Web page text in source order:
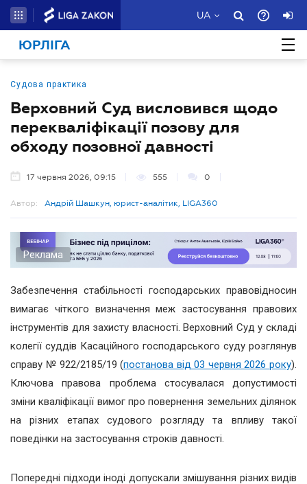
UA
ЮРЛІГА
Судова практика
Верховний Суд висловився щодо
перекваліфікації позову для
обходу позовної давності
17 червня 2026, 09:15 555 0
Автор: Андрій Шашкун, юрист-аналітик, LIGA360
Реклама
Забезпечення стабільності господарських правовідносин
вимагає чіткого визначення меж застосування правових
інструментів для захисту власності. Верховний Суд у складі
колегії суддів Касаційного господарського суду розглянув
справу № 922/2185/19 (постанова від 03 червня 2026 року).
Ключова правова проблема стосувалася допустимості
зміни кваліфікації вимог про повернення земельних ділянок
на різних етапах судового розгляду та впливу такої
поведінки на застосування строків давності.
Попередні підходи іноді допускали змішування різних видів